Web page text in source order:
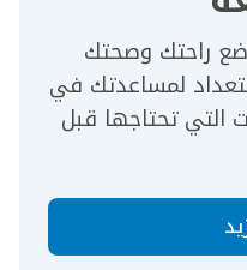
راحتك وصحتك
لمساعدتك في
التي تحتاجها قبل